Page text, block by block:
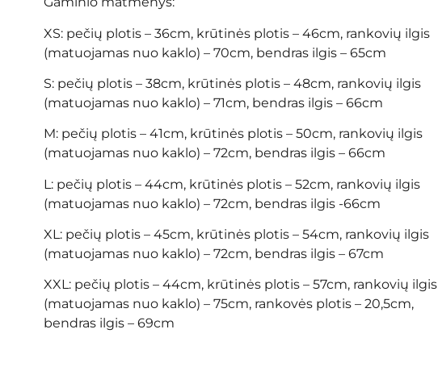
XS: pečių plotis – 36cm, krūtinės plotis – 46cm, rankovių ilgis
(matuojamas nuo kaklo) – 70cm, bendras ilgis – 65cm
S: pečių plotis – 38cm, krūtinės plotis – 48cm, rankovių ilgis
(matuojamas nuo kaklo) – 71cm, bendras ilgis – 66cm
M: pečių plotis – 41cm, krūtinės plotis – 50cm, rankovių ilgis
(matuojamas nuo kaklo) – 72cm, bendras ilgis – 66cm
L: pečių plotis – 44cm, krūtinės plotis – 52cm, rankovių ilgis
(matuojamas nuo kaklo) – 72cm, bendras ilgis -66cm
XL: pečių plotis – 45cm, krūtinės plotis – 54cm, rankovių ilgis
(matuojamas nuo kaklo) – 72cm, bendras ilgis – 67cm
XXL: pečių plotis – 44cm, krūtinės plotis – 57cm, rankovių ilgis
(matuojamas nuo kaklo) – 75cm, rankovės plotis – 20,5cm,
bendras ilgis – 69cm